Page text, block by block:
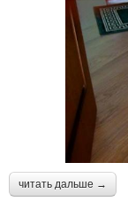
читать дальше →